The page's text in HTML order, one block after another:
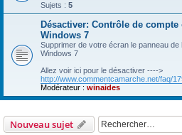
Sujets : 5
Désactiver: Contrôle de
Windows 7
Supprimer de votre écran le panneau
Windows 7
Allez voir ici pour le désactiver ---->
http://www.commentcamarche.net/faq/
Modérateur : winaides
Nouveau sujet